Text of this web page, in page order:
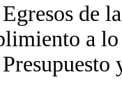
de
a